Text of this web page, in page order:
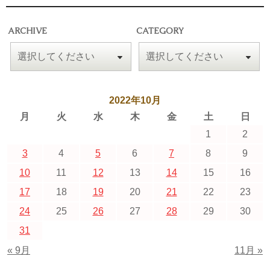
ARCHIVE CATEGORY
2022年10月
月
火 水 木 金 土 日
« 9月 11月 »
1
2
3
4 5 6 7 8
9
10
11 12 13 14 15
16
17
18 19 20 21 22
23
24
25 26 27 28 29
30
31